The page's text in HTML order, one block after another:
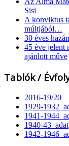
Sisi
A konviktus
múltjából…
30 éves
45 éve jelent
ajánlott műve
Tablók /
2016-19/20
1929-
1941-
1940-43_adat
1942-